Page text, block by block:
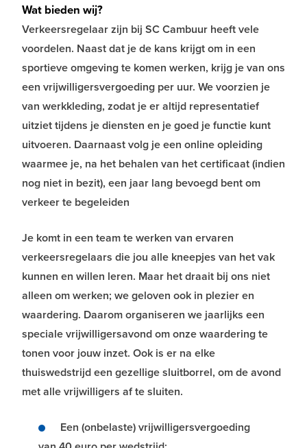
Wat bieden wij?
Verkeersregelaar zijn bij SC Cambuur heeft vele
voordelen. Naast dat je de kans krijgt om in een
sportieve omgeving te komen werken, krijg je van ons
een vrijwilligersvergoeding per uur. We voorzien je
van werkkleding, zodat je er altijd representatief
uitziet tijdens je diensten en je goed je functie kunt
uitvoeren. Daarnaast volg je een online opleiding
waarmee je, na het behalen van het certificaat (indien
nog niet in bezit), een jaar lang bevoegd bent om
verkeer te begeleiden
Je komt in een team te werken van ervaren
verkeersregelaars die jou alle kneepjes van het vak
kunnen en willen leren. Maar het draait bij ons niet
alleen om werken; we geloven ook in plezier en
waardering. Daarom organiseren we jaarlijks een
speciale vrijwilligersavond om onze waardering te
tonen voor jouw inzet. Ook is er na elke
thuiswedstrijd een gezellige sluitborrel, om de avond
met alle vrijwilligers af te sluiten.
Een (onbelaste) vrijwilligersvergoeding